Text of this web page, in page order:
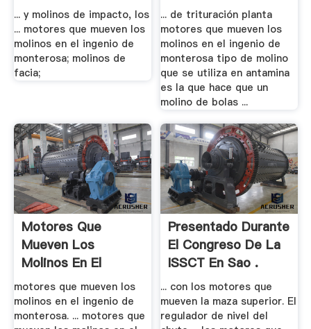
... y molinos de impacto, los
... motores que mueven los
molinos en el ingenio de
monterosa; molinos de
facia;
... de trituración planta
motores que mueven los
molinos en el ingenio de
monterosa tipo de molino
que se utiliza en antamina
es la que hace que un
molino de bolas ...
Motores Que
Mueven Los
Molinos En El
Ingenio De .
motores que mueven los
molinos en el ingenio de
monterosa. ... motores que
Presentado Durante
El Congreso De La
ISSCT En Sao .
... con los motores que
mueven la maza superior. El
regulador de nivel del